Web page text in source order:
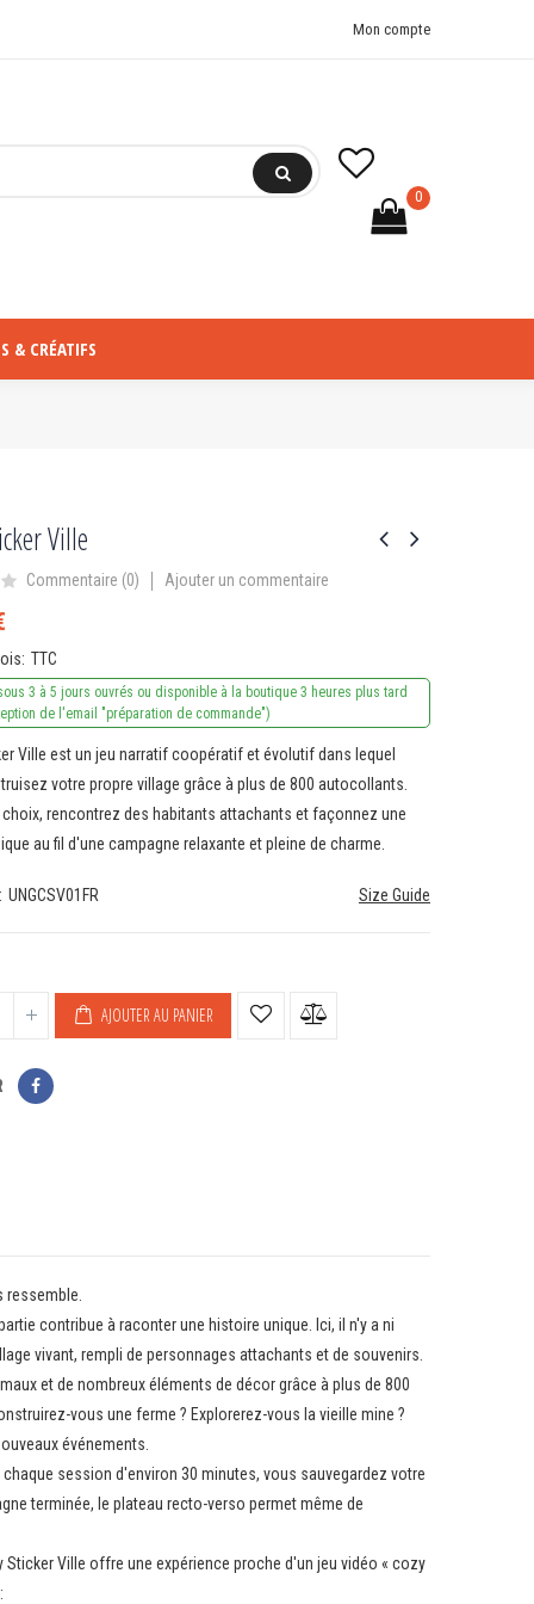
Mon compte
0
& CRÉATIFS
Ville
Commentaire (0) Ajouter un commentaire
TTC
3 à 5 jours ouvrés ou disponible à la boutique 3 heures plus tard
de l'email "préparation de commande")
Ville est un jeu narratif coopératif et évolutif dans lequel
votre propre village grâce à plus de 800 autocollants.
choix, rencontrez des habitants attachants et façonnez une
au fil d'une campagne relaxante et pleine de charme.
Size Guide
UNGCSV01FR
AJOUTER AU PANIER
contribue à raconter une histoire unique. Ici, il n'y a ni
vivant, rempli de personnages attachants et de souvenirs.
et de nombreux éléments de décor grâce à plus de 800
vous une ferme ? Explorerez-vous la vieille mine ?
événements.
session d'environ 30 minutes, vous sauvegardez votre
terminée, le plateau recto-verso permet même de
Ville offre une expérience proche d'un jeu vidéo « cozy